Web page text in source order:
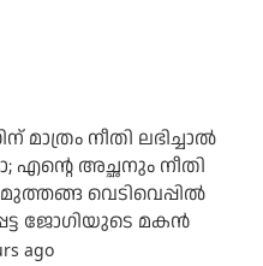
മാത്രം നീതി ലഭിച്ചാല്‍
എന്റെ അച്ഛനും നീതി
വെടിവെപ്പില്‍
ജോഗിയുടെ മകന്‍
ago